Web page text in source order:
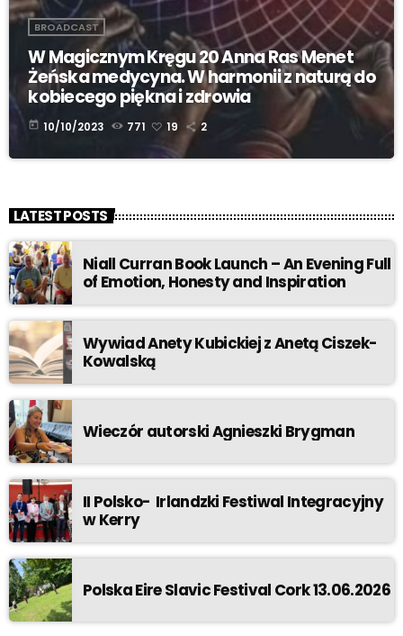
BROADCAST
W Magicznym Kręgu 20 Anna Ras Menet
Żeńska medycyna. W harmonii z naturą do
kobiecego piękna i zdrowia
today 10/10/2023 771 19 2
LATEST POSTS
Niall Curran Book Launch – An Evening Full
of Emotion, Honesty and Inspiration
Wywiad Anety Kubickiej z Anetą Ciszek-
Kowalską
Wieczór autorski Agnieszki Brygman
II Polsko- Irlandzki Festiwal Integracyjny
w Kerry
Polska Eire Slavic Festival Cork 13.06.2026